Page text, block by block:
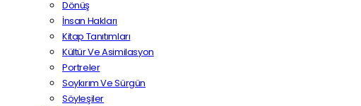
Dönüş
İnsan Hakları
Kitap Tanıtımları
Kültür Ve Asimilasyon
Portreler
Soykırım Ve Sürgün
Söyleşiler